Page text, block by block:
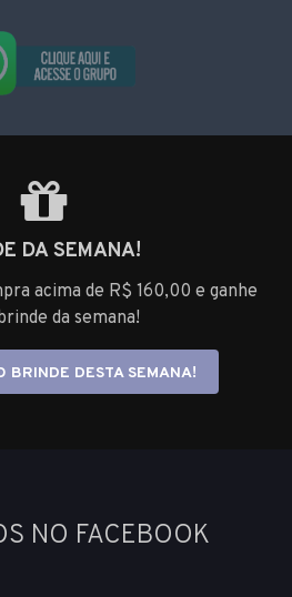
DA SEMANA!
acima de R$ 160,00 e ganhe
da semana!
BRINDE DESTA SEMANA!
NO FACEBOOK